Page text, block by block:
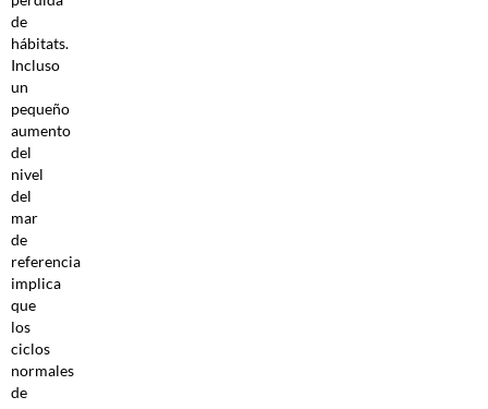
de
hábitats.
Incluso
un
pequeño
aumento
del
nivel
del
mar
de
referencia
implica
que
los
ciclos
normales
de